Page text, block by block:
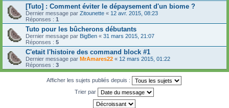
[Tuto] : Comment éviter le dépaysement d'un biome ?
Dernier message par Zitounette « 12 avr. 2015, 08:23
Réponses : 1
Tuto pour les bûcherons débutants
Dernier message par BigBen « 31 mars 2015, 21:07
Réponses : 5
C'etait l'histoire des command block #1
Dernier message par MrAmares22 « 12 mars 2015, 01:22
Réponses : 3
Afficher les sujets publiés depuis :
Trier par